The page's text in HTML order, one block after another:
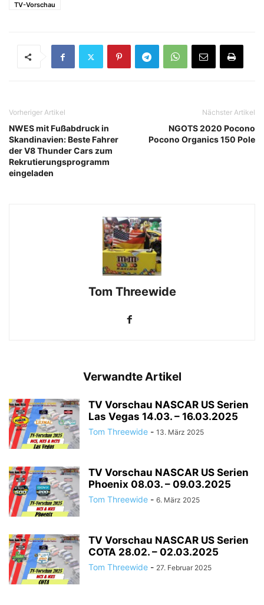
TV-Vorschau
Vorheriger Artikel
NWES mit Fußabdruck in
Skandinavien: Beste Fahrer
der V8 Thunder Cars zum
Rekrutierungsprogramm
eingeladen
Nächster Artikel
NGOTS 2020 Pocono
Pocono Organics 150 Pole
Tom Threewide
Verwandte Artikel
TV Vorschau NASCAR US Serien
Las Vegas 14.03. – 16.03.2025
Tom Threewide - 13. März 2025
TV Vorschau NASCAR US Serien
Phoenix 08.03. – 09.03.2025
Tom Threewide - 6. März 2025
TV Vorschau NASCAR US Serien
COTA 28.02. – 02.03.2025
Tom Threewide - 27. Februar 2025